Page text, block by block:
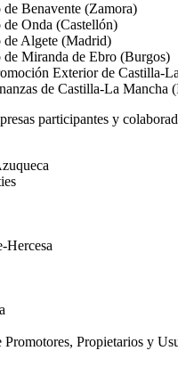
Benavente (Zamora)
Onda (Castellón)
de Algete (Madrid)
Miranda de Ebro (Burgos)
Exterior de Castilla-
de Castilla-La Mancha
participantes y
Hercesa
Propietarios y